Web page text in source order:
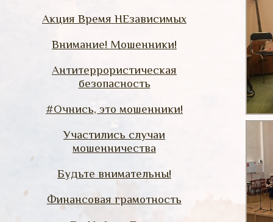
Акция Время НЕзависимых
Внимание! Мошенники!
Антитеррористическая
безопасность
#Очнись, это мошенники!
Участились случаи
мошенничества
Будьте внимательны!
Финансовая грамотность